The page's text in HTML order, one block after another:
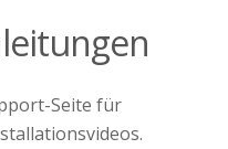
Seite für